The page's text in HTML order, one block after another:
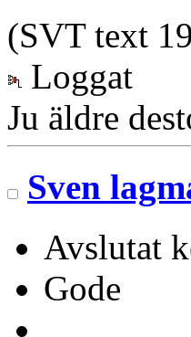
(SVT text
Loggat
Ju äldre
Sven
Avslutat
Gode